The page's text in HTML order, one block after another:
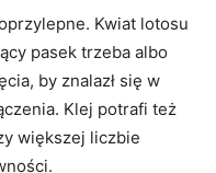
Kwiat lotosu
pasek trzeba albo
by znalazł się w
Klej potrafi też
większej liczbie